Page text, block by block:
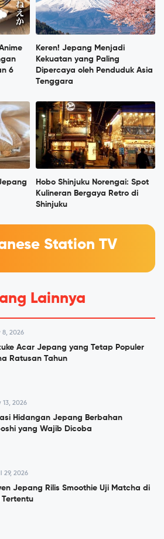
6
Keren! Jepang Menjadi
Kekuatan yang Paling
Dipercaya oleh Penduduk Asia
Tenggara
Hobo Shinjuku Norengai: Spot
Kulineran Bergaya Retro di
Shinjuku
Station TV
Lainnya
8, 2026
Acar Jepang yang Tetap Populer
Ratusan Tahun
13, 2026
Hidangan Jepang Berbahan
yang Wajib Dicoba
29, 2026
Jepang Rilis Smoothie Uji Matcha di